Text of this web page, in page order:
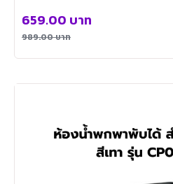
989.00บาท
659.00 บาท